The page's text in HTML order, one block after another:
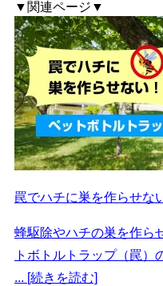
▼関連ページ▼
罠でハチに巣を作らせな
蜂駆除やハチの巣を作ら
トボトルトラップ（罠
... [続きを読む]